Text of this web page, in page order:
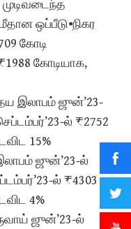
முடிவடைந்த
ஒப்பீடு⦁நிகர
கோடி
கோடியாக,
இலாபம் ஜுன்’23-
ல் ₹2752
15%
ஜுன்’23-ல்
ல் ₹4303
4%
ஜுன்’23-ல்